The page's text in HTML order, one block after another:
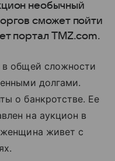
необычный
сможет пойти
портал TMZ.com.
общей сложности
долгами.
о банкротстве. Ее
на аукцион в
женщина живет с